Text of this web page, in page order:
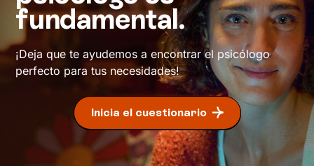
fundamental.
¡Deja que te ayudemos a encontrar el psicólogo
perfecto para tus necesidades!
Inicia el cuestionario